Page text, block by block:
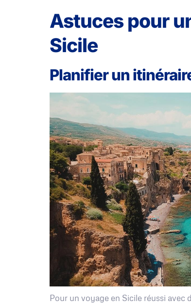
Astuces pour
Sicile
Planifier un
Pour un voyage en Sicile réussi avec